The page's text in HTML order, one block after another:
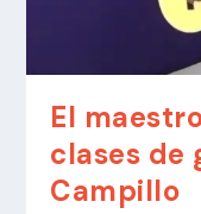
El
clases de
Campillo